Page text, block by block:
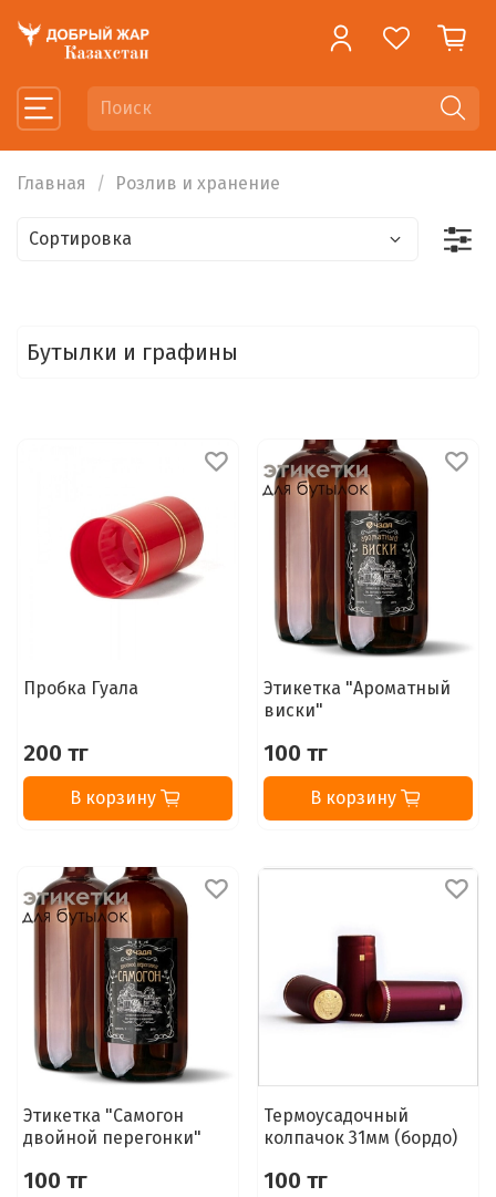
Главная Розлив и хранение
Бутылки и графины
Пробка Гуала
200 тг
В корзину
Этикетка "Ароматный
виски"
100 тг
В корзину
Этикетка "Самогон
двойной перегонки"
100 тг
Термоусадочный
колпачок 31мм (бордо)
100 тг